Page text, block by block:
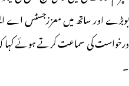
بوبڑے اور ساتھ میں معززجسٹس اے
درخواست کی سماعت کرتے ہوئے کہا
۔